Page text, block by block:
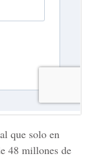
que solo en
48 millones de